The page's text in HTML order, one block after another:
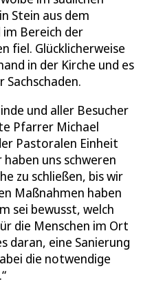
Stein aus dem
Bereich der
fiel. Glücklicherweise
in der Kirche und es
und aller Besucher
Pfarrer Michael
Pastoralen Einheit
uns schweren
zu schließen, bis wir
Maßnahmen haben
sei bewusst, welch
die Menschen im Ort
daran, eine Sanierung
die notwendige